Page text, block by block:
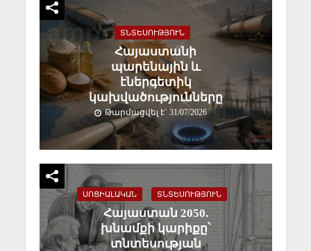
ՏՆՏԵՍՈՒԹՅՈՒՆ
Հայաստանի
պարենային և
էներգետիկ
կախվածությունները
Թարմացվել է` 31/07/2026
ՍՈՑԻԱԼԱԿԱՆ ՏՆՏԵՍՈՒԹՅՈՒՆ
Հայաստան 2050.
խնամքի կարիքը՝
տնտեսության